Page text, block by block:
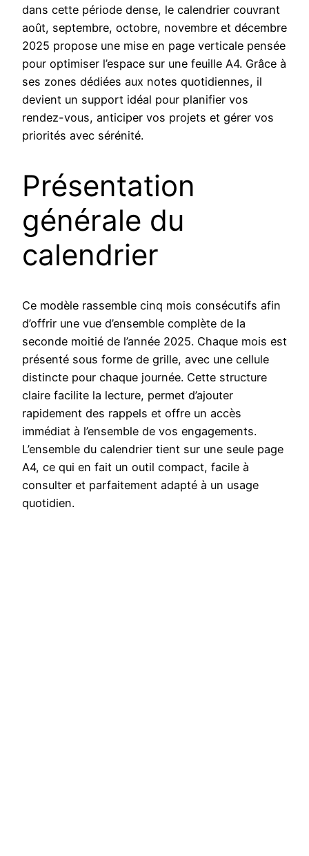
dans cette période dense, le calendrier couvrant
août, septembre, octobre, novembre et décembre
2025 propose une mise en page verticale pensée
pour optimiser l’espace sur une feuille A4. Grâce à
ses zones dédiées aux notes quotidiennes, il
devient un support idéal pour planifier vos
rendez-vous, anticiper vos projets et gérer vos
priorités avec sérénité.
Présentation
générale du
calendrier
Ce modèle rassemble cinq mois consécutifs afin
d’offrir une vue d’ensemble complète de la
seconde moitié de l’année 2025. Chaque mois est
présenté sous forme de grille, avec une cellule
distincte pour chaque journée. Cette structure
claire facilite la lecture, permet d’ajouter
rapidement des rappels et offre un accès
immédiat à l’ensemble de vos engagements.
L’ensemble du calendrier tient sur une seule page
A4, ce qui en fait un outil compact, facile à
consulter et parfaitement adapté à un usage
quotidien.